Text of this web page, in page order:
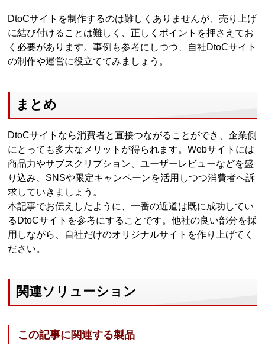
DtoCサイトを制作するのは難しくありませんが、売り上げ
に結び付けることは難しく、正しくポイントを押さえてお
く必要があります。事例も参考にしつつ、自社DtoCサイト
の制作や運営に役立ててみましょう。
まとめ
DtoCサイトなら消費者と直接つながることができ、企業側
にとっても多大なメリットが得られます。Webサイトには
商品力やサブスクリプション、ユーザーレビューなどを盛
り込み、SNSや限定キャンペーンを活用しつつ消費者へ訴
求していきましょう。
本記事でお伝えしたように、一番の近道は既に成功してい
るDtoCサイトを参考にすることです。他社の良い部分を採
用しながら、自社だけのオリジナルサイトを作り上げてく
ださい。
関連ソリューション
この記事に関連する製品